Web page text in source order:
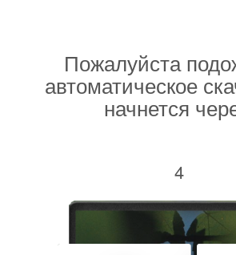
Пожалуйста
автоматическое
начнется
4